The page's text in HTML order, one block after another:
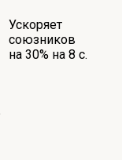
Ускоряет
союзников
на 30% на 8 с.